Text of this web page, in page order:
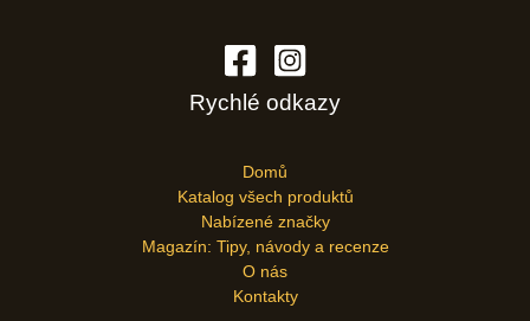
Rychlé odkazy
Domů
Katalog všech produktů
Nabízené značky
Magazín: Tipy, návody a recenze
O nás
Kontakty